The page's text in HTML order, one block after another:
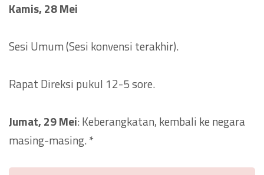
Kamis, 28 Mei
Sesi Umum (Sesi konvensi terakhir).
Rapat Direksi pukul 12-5 sore.
Jumat, 29 Mei: Keberangkatan, kembali ke negara
masing-masing. *